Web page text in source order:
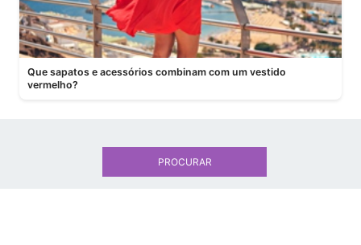
Que sapatos e acessórios combinam com um vestido
vermelho?
PROCURAR